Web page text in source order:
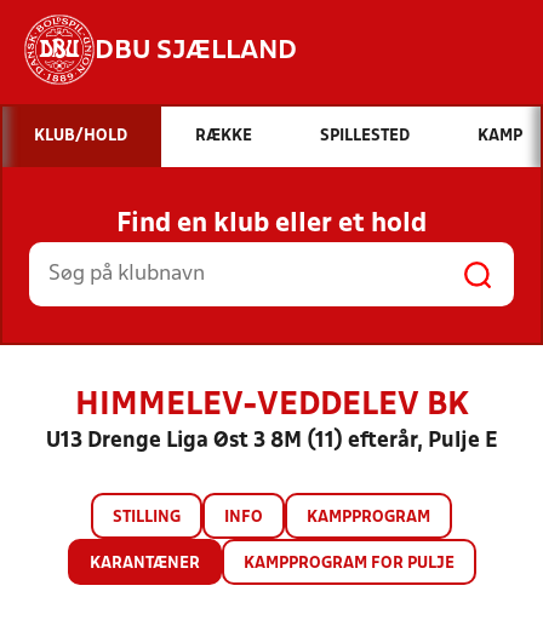
DBU SJÆLLAND
Hvad vil du søge efter?
INDHOLD OG NYHEDER
STILLINGER, RESULTATER, KLUBBER OG
HOLD
KLUB/HOLD RÆKKE SPILLESTED KAMP
Find en klub eller et hold
HIMMELEV-VEDDELEV BK
U13 Drenge Liga Øst 3 8M (11) efterår, Pulje E
STILLING INFO KAMPPROGRAM
KARANTÆNER KAMPPROGRAM FOR PULJE